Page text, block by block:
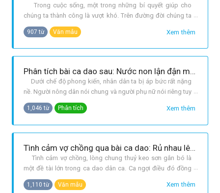
Trong cuộc sống, một trong những bí quyết giúp cho
chúng ta thành công là vượt khó. Trên đường đời chúng ta
đâu chỉ có hoa thơm cỏ lạ, mà trước mắt là bao chông gai.
Đế đạt được thành công của mình đòi hỏi con người ta phải
có nghị lực để vượt qua khó khăn thử thách. Vì vậy, câu tục
ngữ là lời k
Xem thêm
907 từ Văn mẫu
Phân tích bài ca dao sau: Nước non lận đận một mình...Cho ao kia cạn, cho gầy cò con?
Dưới chế độ phong kiến, nhân dân ta bị áp bức rất nặng
nề. Người nông dân nói chung và người phụ nữ nói riêng tuy
lao động cực nhọc mà vẫn cơ hàn đói rách. Có bao cảnh
đời, bao bi kịch thương tâm, ca dao dân ca cũng có biết
chính cho số phận h
Xem thêm
1,046 từ Phân tích
Tình cảm vợ chồng qua bài ca dao: Rủ nhau lên núi đốt than...Ghi lời vàng đá xin mình chớ quên.
Tình cảm vợ chồng, lòng chung thuỷ keo sơn gắn bó là
một đề tài lớn trong ca dao dân ca. Ca ngợi điều đó đồng
thời ca dao cũng phê phán thói ăn ở phụ bạc có mới nới cũ
quên những ngày cơ cực bần hàn. Bài ca dao gợi lên một
Xem thêm
1,110 từ Văn mẫu